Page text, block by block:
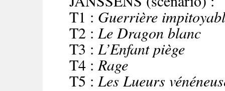
T1 : Guerrière
T2 :Le Dragon blanc
T3 :L’Enfant piège
T4 :Rage
T5 :Les Lueurs